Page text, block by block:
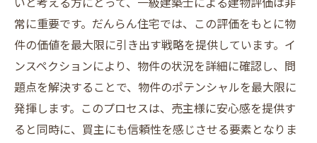
いと考える方にとって、一級建築士による建物評価は非
常に重要です。だんらん住宅では、この評価をもとに物
件の価値を最大限に引き出す戦略を提供しています。イ
ンスペクションにより、物件の状況を詳細に確認し、問
題点を解決することで、物件のポテンシャルを最大限に
発揮します。このプロセスは、売主様に安心感を提供す
ると同時に、買主にも信頼性を感じさせる要素となりま